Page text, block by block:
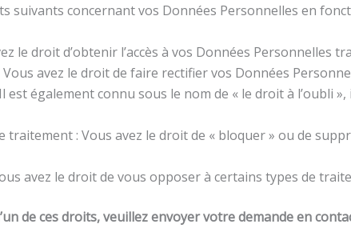
suivants concernant vos Données Personnelles en
le droit d’obtenir l’accès à vos Données Personnelles
avez le droit de faire rectifier vos Données
est également connu sous le nom de « le droit à l’oubli
traitement : Vous avez le droit de « bloquer » ou de
avez le droit de vous opposer à certains types de
de ces droits, veuillez envoyer votre demande en